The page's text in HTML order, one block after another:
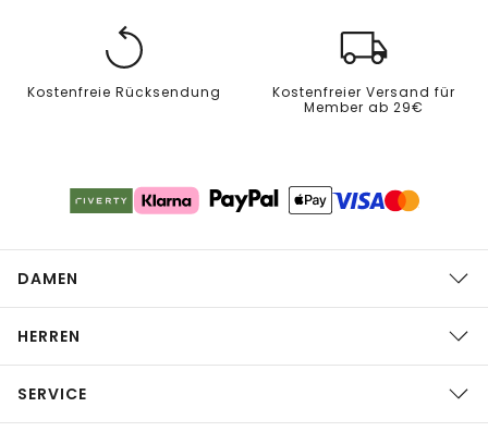
Kostenfreie Rücksendung
Kostenfreier Versand für
Member ab 29€
DAMEN
HERREN
SERVICE